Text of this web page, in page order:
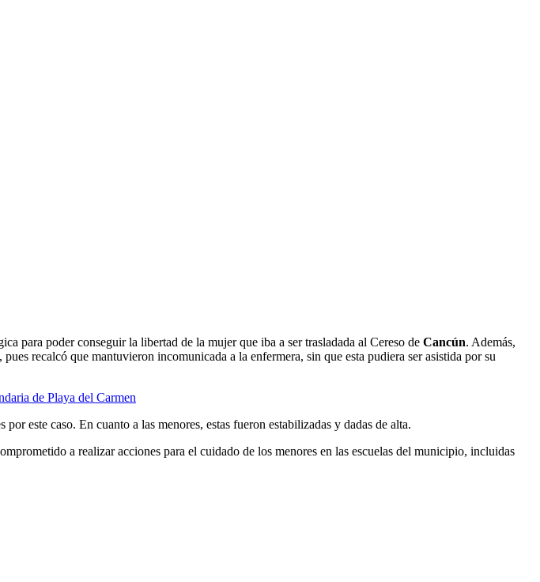
para poder conseguir la libertad de la mujer que iba a ser trasladada al Cereso de Cancún. Además,
recalcó que mantuvieron incomunicada a la enfermera, sin que esta pudiera ser asistida por su
de Playa del Carmen
este caso. En cuanto a las menores, estas fueron estabilizadas y dadas de alta.
a realizar acciones para el cuidado de los menores en las escuelas del municipio, incluidas